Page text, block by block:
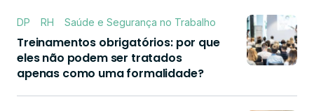
DP RH Saúde e Segurança no Trabalho
Treinamentos obrigatórios: por que
eles não podem ser tratados
apenas como uma formalidade?